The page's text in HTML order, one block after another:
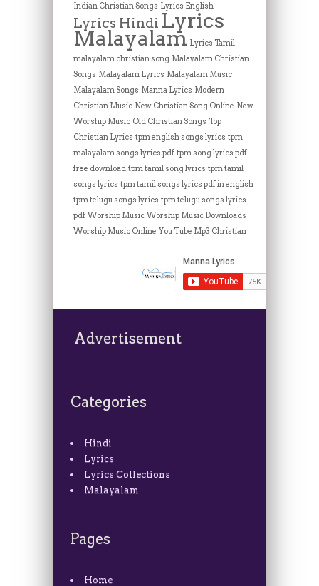
Indian Christian Songs Lyrics English
Lyrics Hindi Lyrics
Malayalam Lyrics Tamil
malayalam christian song Malayalam Christian
Songs Malayalam Lyrics Malayalam Music
Malayalam Songs Manna Lyrics Modern
Christian Music New Christian Song Online New
Worship Music Old Christian Songs Top
Christian Lyrics tpm english songs lyrics tpm
malayalam songs lyrics pdf tpm song lyrics pdf
free download tpm tamil song lyrics tpm tamil
songs lyrics tpm tamil songs lyrics pdf in english
tpm telugu songs lyrics tpm telugu songs lyrics
pdf Worship Music Worship Music Downloads
Worship Music Online You Tube Mp3 Christian
Advertisement
Categories
Hindi
Lyrics
Lyrics Collections
Malayalam
Pages
Home